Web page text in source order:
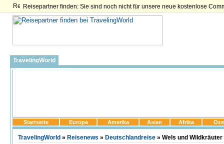
Reisepartner finden: Sie sind noch nicht für unsere neue kostenlose
TravelingWorld
Startseite Europa Amerika Asien Afrika
TravelingWorld » Reisenews » Deutschlandreise » Wels und